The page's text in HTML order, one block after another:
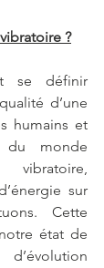
?
se définir
d’une
humains et
monde
sur
Cette
état de